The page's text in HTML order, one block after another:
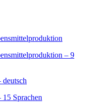
– 9
deutsch
15 Sprachen